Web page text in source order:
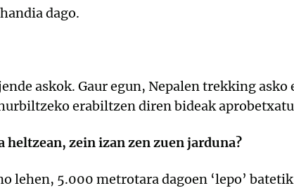
dago.
askok. Gaur egun, Nepalen trekking
erabiltzen diren bideak
zein izan zen zuen jarduna?
lehen, 5.000 metrotara dagoen ‘lepo’